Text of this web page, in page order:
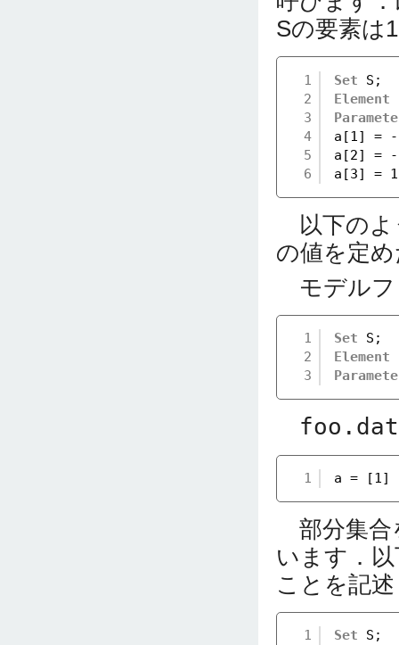
Sの要素は
1
2
3
4
5
6
Set
S;
Element
a[1] =
a[2] =
a[3] =
以下のよ
の値を定
モデルフ
1
2
3
Set
S;
Element
foo.dat
1 a = [1]
部分集合
います．
ことを記
1
Set
S;